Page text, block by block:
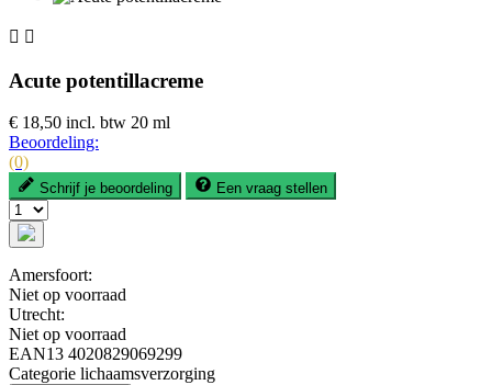
 
Acute potentillacreme
€ 18,50 incl. btw 20 ml
Beoordeling:
(0)
Schrijf je beoordeling Een vraag stellen
Amersfoort:
Niet op voorraad
Utrecht:
Niet op voorraad
EAN13 4020829069299
Categorie lichaamsverzorging